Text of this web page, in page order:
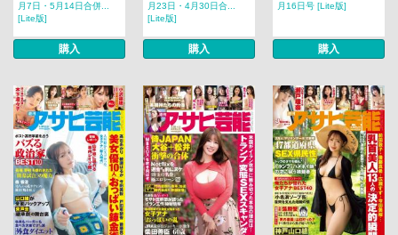
月7日・5月14日合併...
[Lite版]
購入
月23日・4月30日合...
[Lite版]
購入
月16日号 [Lite版]
購入